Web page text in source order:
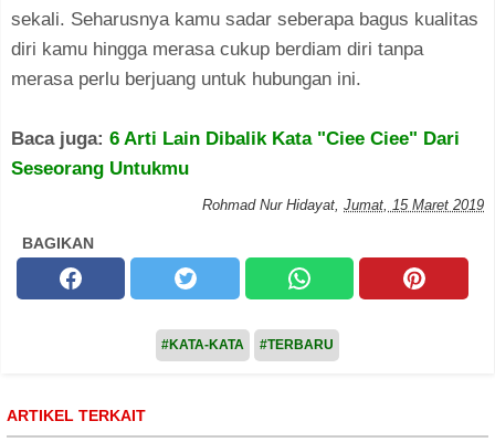
sekali. Seharusnya kamu sadar seberapa bagus kualitas
diri kamu hingga merasa cukup berdiam diri tanpa
merasa perlu berjuang untuk hubungan ini.
Baca juga: 6 Arti Lain Dibalik Kata "Ciee Ciee" Dari
Seseorang Untukmu
Rohmad Nur Hidayat, Jumat, 15 Maret 2019
BAGIKAN
#KATA-KATA #TERBARU
ARTIKEL TERKAIT